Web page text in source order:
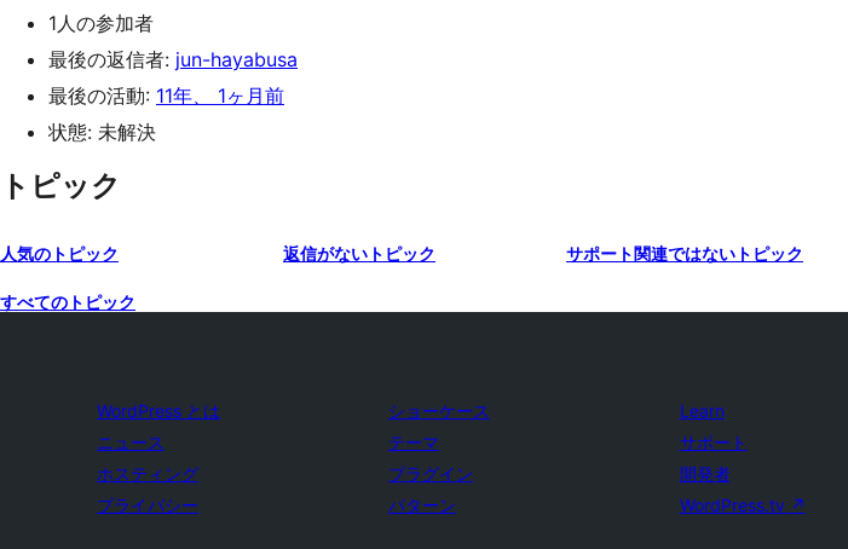
1人の参加者
最後の返信者: jun-hayabusa
最後の活動: 11年、 1ヶ月前
状態: 未解決
トピック
人気のトピック 返信がないトピック サポート関連ではないトピック
すべてのトピック
WordPress とは
ニュース
ホスティング
プライバシー
ショーケース
テーマ
プラグイン
パターン
Learn
サポート
開発者
WordPress.tv ↗